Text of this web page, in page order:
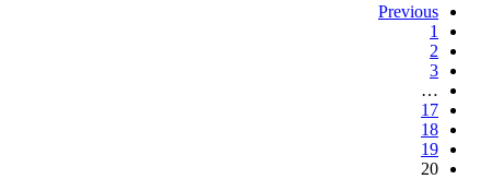
Previous
1
2
3
…
17
18
19
20